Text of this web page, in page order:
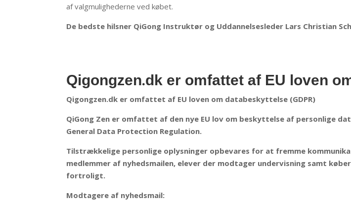
af valgmulighederne ved købet.
De bedste hilsner QiGong Instruktør og Uddannelsesleder Lars Christian
Qigongzen.dk er omfattet af EU loven
Qigongzen.dk er omfattet af EU loven om databeskyttelse (GDPR)
QiGong Zen er omfattet af den nye EU lov om beskyttelse af personlige
General Data Protection Regulation.
Tilstrækkelige personlige oplysninger opbevares for at fremme
medlemmer af nyhedsmailen, elever der modtager undervisning samt
fortroligt.
Modtagere af nyhedsmail: